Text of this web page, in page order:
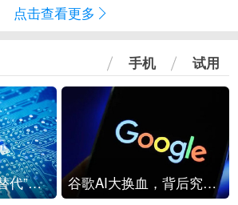
点击查看更多
手机 试用
美国也要搞“国产替代”？先算清三笔账 谷歌AI大换血，背后究竟发生了什么？